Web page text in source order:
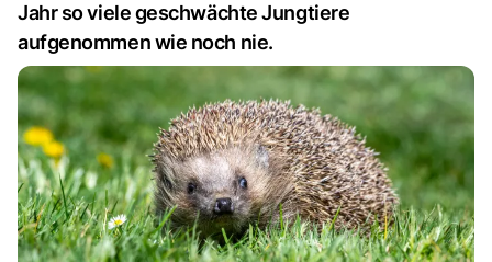
Jahr so viele geschwächte Jungtiere
aufgenommen wie noch nie.